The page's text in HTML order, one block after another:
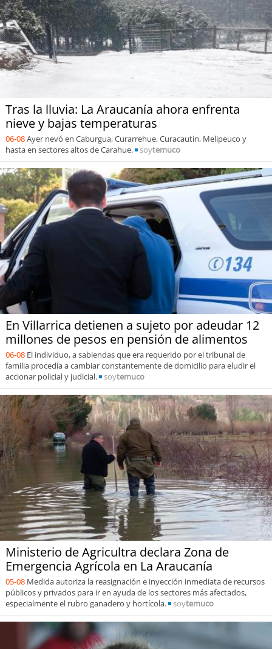
Tras la lluvia: La Araucanía ahora enfrenta
nieve y bajas temperaturas
06-08Ayer nevó en Caburgua, Curarrehue, Curacautín, Melipeuco y
hasta en sectores altos de Carahue.
soytemuco
En Villarrica detienen a sujeto por adeudar 12
millones de pesos en pensión de alimentos
06-08 El individuo, a sabiendas que era requerido por el tribunal de
familia procedía a cambiar constantemente de domicilio para eludir el
accionar policial y judicial.
soytemuco
Ministerio de Agricultra declara Zona de
Emergencia Agrícola en La Araucanía
05-08 Medida autoriza la reasignación e inyección inmediata de recursos
públicos y privados para ir en ayuda de los sectores más afectados,
especialmente el rubro ganadero y hortícola.
soytemuco